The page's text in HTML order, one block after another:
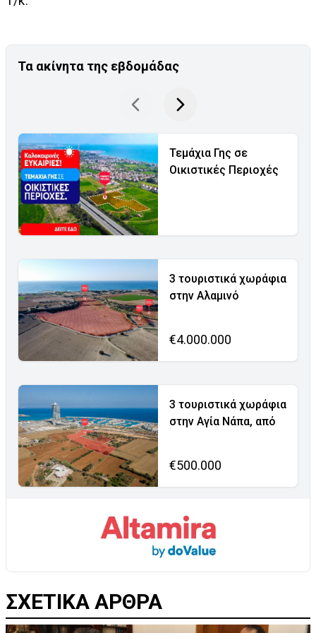
Τα ακίνητα της εβδομάδας
Τεμάχια Γης σε
Οικιστικές Περιοχές
3 τουριστικά χωράφια
στην Αλαμινό
€4.000.000
3 τουριστικά χωράφια
στην Αγία Νάπα, από
€500.000
ΣΧΕΤΙΚΑ ΑΡΘΡΑ